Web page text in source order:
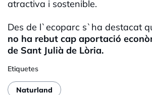
atractiva i sostenible.
Des de l`ecoparc s`ha destacat
no ha rebut cap aportació
de Sant Julià de Lòria.
Etiquetes
Naturland